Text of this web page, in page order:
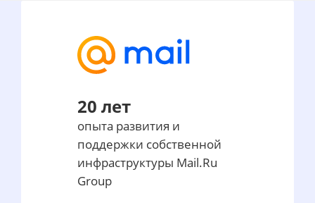
20 лет
опыта развития и
поддержки собственной
инфраструктуры Mail.Ru
Group